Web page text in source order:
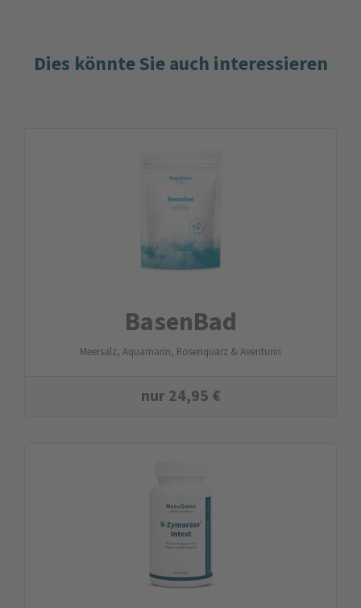
Dies könnte Sie auch interessieren
BasenBad
Meersalz, Aquamarin, Rosenquarz & Aventurin
nur24,95 €